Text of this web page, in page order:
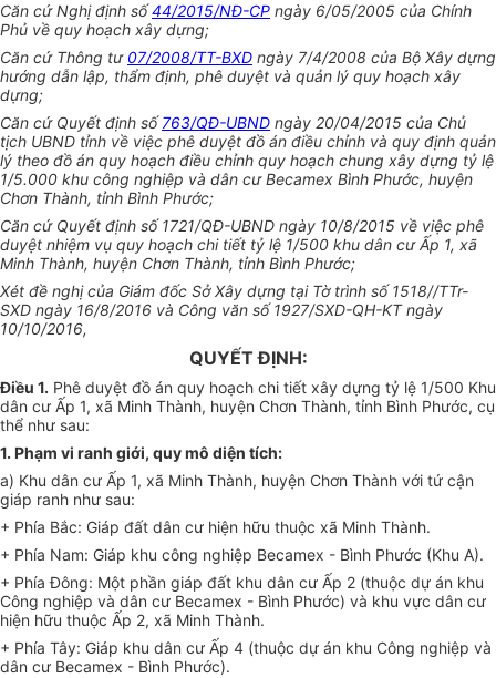
Căn cứ Nghị định số44/2015/NĐ-CP ngày 6/05/2005 của Chính
Phủ về quy hoạch xây dựng;
Căn cứ Thông tư 07/2008/TT-BXD ngày 7/4/2008 của Bộ Xây dựng
hướng dẫn lập, thẩm định, phê duyệt và quản lý quy hoạch xây
dựng;
Căn cứ Quyết định số763/QĐ-UBND ngày 20/04/2015 của Chủ
tịch UBND tỉnh về việc phê duyệt đồ án điều chỉnh và quy định quản
lý theo đồ án quy hoạch điều chỉnh quy hoạch chung xây dựng tỷ lệ
1/5.000 khu công nghiệp và dân cư Becamex Bình Phước, huyện
Chơn Thành, tỉnh Bình Phước;
Căn cứ Quyết định số 1721/QĐ-UBND ngày 10/8/2015 về việc phê
duyệt nhiệm vụ quy hoạch chi tiết tỷ lệ 1/500 khu dân cư Ấp 1, xã
Minh Thành, huyện Chơn Thành, tỉnh Bình Phước;
Xét đề nghị của Giám đốc Sở Xây dựng tại Tờ trình số 1518//TTr-
SXD ngày 16/8/2016 và Công văn số 1927/SXD-QH-KT ngày
10/10/2016,
QUYẾT ĐỊNH:
Điều 1. Phê duyệt đồ án quy hoạch chi tiết xây dựng tỷ lệ 1/500 Khu
dân cư Ấp 1, xã Minh Thành, huyện Chơn Thành, tỉnh Bình Phước, cụ
thể như sau:
1. Phạm vi ranh giới, quy mô diện tích:
a) Khu dân cư Ấp 1, xã Minh Thành, huyện Chơn Thành với tứ cận
giáp ranh như sau:
+ Phía Bắc: Giáp đất dân cư hiện hữu thuộc xã Minh Thành.
+ Phía Nam: Giáp khu công nghiệp Becamex - Bình Phước (Khu A).
+ Phía Đông: Một phần giáp đất khu dân cư Ấp 2 (thuộc dự án khu
Công nghiệp và dân cư Becamex - Bình Phước) và khu vực dân cư
hiện hữu thuộc Ấp 2, xã Minh Thành.
+ Phía Tây: Giáp khu dân cư Ấp 4 (thuộc dự án khu Công nghiệp và
dân cư Becamex - Bình Phước).